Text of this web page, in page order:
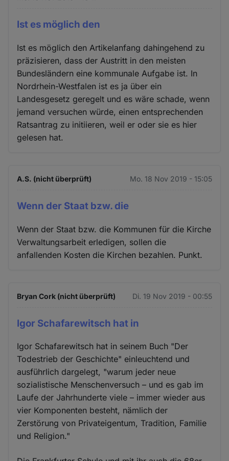
Ist es möglich den
Ist es möglich den Artikelanfang dahingehend zu
präzisieren, dass der Austritt in den meisten
Bundesländern eine kommunale Aufgabe ist. In
Nordrhein-Westfalen ist es ja über ein
Landesgesetz geregelt und es wäre schade, wenn
jemand versuchen würde, einen entsprechenden
Ratsantrag zu initiieren, weil er oder sie es hier
gelesen hat.
A.S. (nicht überprüft) Mo. 18 Nov 2019 - 15:05
Wenn der Staat bzw. die
Wenn der Staat bzw. die Kommunen für die Kirche
Verwaltungsarbeit erledigen, sollen die
anfallenden Kosten die Kirchen bezahlen. Punkt.
Bryan Cork (nicht überprüft) Di. 19 Nov 2019 - 00:55
Igor Schafarewitsch hat in
Igor Schafarewitsch hat in seinem Buch "Der
Todestrieb der Geschichte" einleuchtend und
ausführlich dargelegt, "warum jeder neue
sozialistische Menschenversuch – und es gab im
Laufe der Jahrhunderte viele – immer wieder aus
vier Komponenten besteht, nämlich der
Zerstörung von Privateigentum, Tradition, Familie
und Religion."